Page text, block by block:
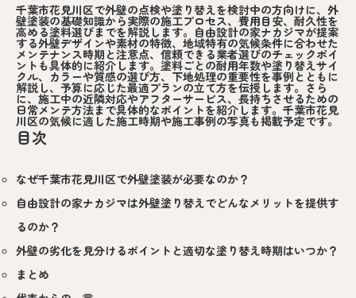
千葉市花見川区で外壁の点検や塗り替えを検討中の方向けに、外
壁塗装の基礎知識から実際の施工プロセス、費用目安、耐久性を
高める塗料選びまでを解説します。自由設計の家ナカジマが提案
する外壁デザインや素材の特徴、地域特有の気候条件に合わせた
メンテナンス時期と注意点、信頼できる業者選びのチェックポイ
ントも具体的に紹介します。塗料ごとの耐用年数や塗り替えサイ
クル、カラーや質感の選び方、下地処理の重要性を事例とともに
解説し、予算に応じた最適プランの立て方を伝授します。さら
に、施工中の近隣対応やアフターサービス、長持ちさせるための
日常メンテ方法まで具体的なポイントを紹介します。千葉市花見
川区の気候に適した施工時期や施工事例の写真も掲載予定です。
目次
なぜ千葉市花見川区で外壁塗装が必要なのか？
自由設計の家ナカジマは外壁塗り替えでどんなメリットを提供す
るのか？
外壁の劣化を見分けるポイントと適切な塗り替え時期はいつか？
まとめ